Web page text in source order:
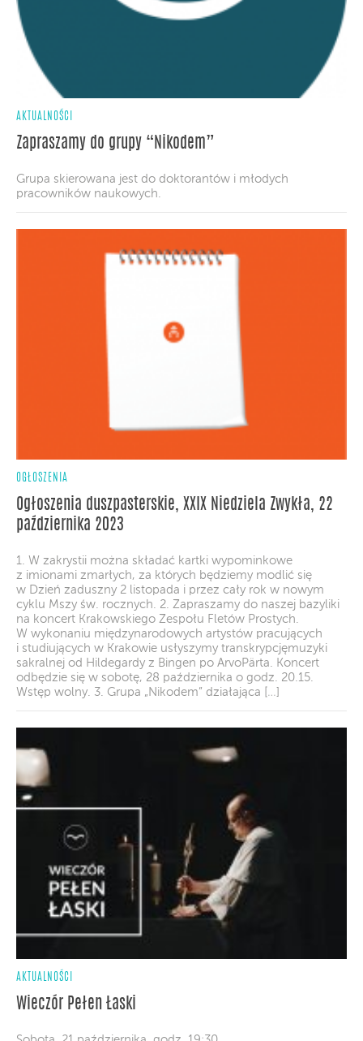
AKTUALNOŚCI
Zapraszamy do grupy “Nikodem”
Grupa skierowana jest do doktorantów i młodych
pracowników naukowych.
OGŁOSZENIA
Ogłoszenia duszpasterskie, XXIX Niedziela Zwykła, 22
października 2023
1. W zakrystii można składać kartki wypominkowe
z imionami zmarłych, za których będziemy modlić się
w Dzień zaduszny 2 listopada i przez cały rok w nowym
cyklu Mszy św. rocznych. 2. Zapraszamy do naszej bazyliki
na koncert Krakowskiego Zespołu Fletów Prostych.
W wykonaniu międzynarodowych artystów pracujących
i studiujących w Krakowie usłyszymy transkrypcjęmuzyki
sakralnej od Hildegardy z Bingen po ArvoPärta. Koncert
odbędzie się w sobotę, 28 października o godz. 20.15.
Wstęp wolny. 3. Grupa „Nikodem” działająca […]
AKTUALNOŚCI
Wieczór Pełen Łaski